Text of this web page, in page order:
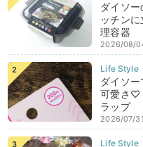
ダイソ
ッチン
理容器
2026/08/
ダイソ
可愛さ♡
ラップ
2026/07/